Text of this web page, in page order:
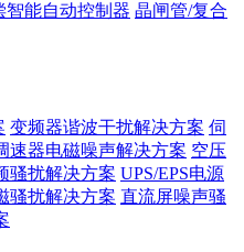
智能自动控制器 晶闸管/复合
变频器谐波干扰解决方案 伺
速器电磁噪声解决方案 空压
骚扰解决方案 UPS/EPS电源
骚扰解决方案 直流屏噪声骚